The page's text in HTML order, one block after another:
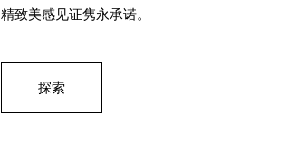
精致美感见证隽永承诺。
探索